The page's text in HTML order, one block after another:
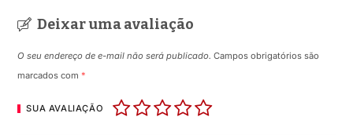
Deixar uma avaliação
O seu endereço de e-mail não será publicado. Campos obrigatórios são
marcados com*
SUA AVALIAÇÃO